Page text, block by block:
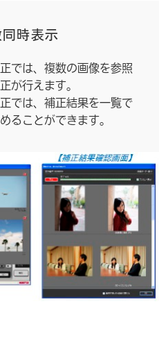
時表示
では、複数の画像を参照
が行えます。
では、補正結果を一覧で
ることができます。